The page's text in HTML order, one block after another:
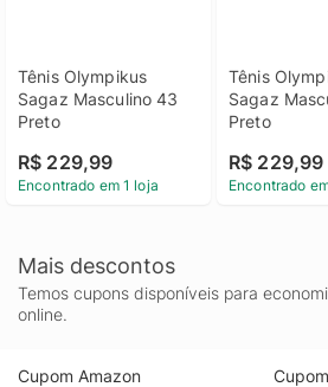
Tênis Olympikus
Sagaz Masculino 43
Preto
R$ 229,99
Encontrado em 1 loja
Tênis
Sagaz
Preto
R$ 229,99
Encontrado
Mais descontos
Temos cupons disponíveis para
online.
Cupom Amazon